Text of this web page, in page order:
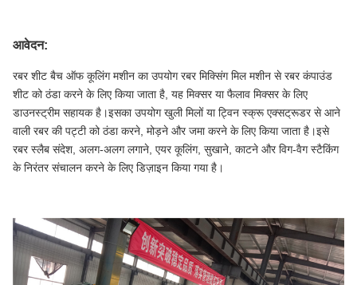
आवेदन:
रबर शीट बैच ऑफ कूलिंग मशीन का उपयोग रबर मिक्सिंग मिल मशीन से रबर कंपाउंड
शीट को ठंडा करने के लिए किया जाता है, यह मिक्सर या फैलाव मिक्सर के लिए
डाउनस्ट्रीम सहायक है।इसका उपयोग खुली मिलों या ट्विन स्क्रू एक्सट्रूडर से आने
वाली रबर की पट्टी को ठंडा करने, मोड़ने और जमा करने के लिए किया जाता है।इसे
रबर स्लैब संदेश, अलग-अलग लगाने, एयर कूलिंग, सुखाने, काटने और विग-वैग स्टैकिंग
के निरंतर संचालन करने के लिए डिज़ाइन किया गया है।